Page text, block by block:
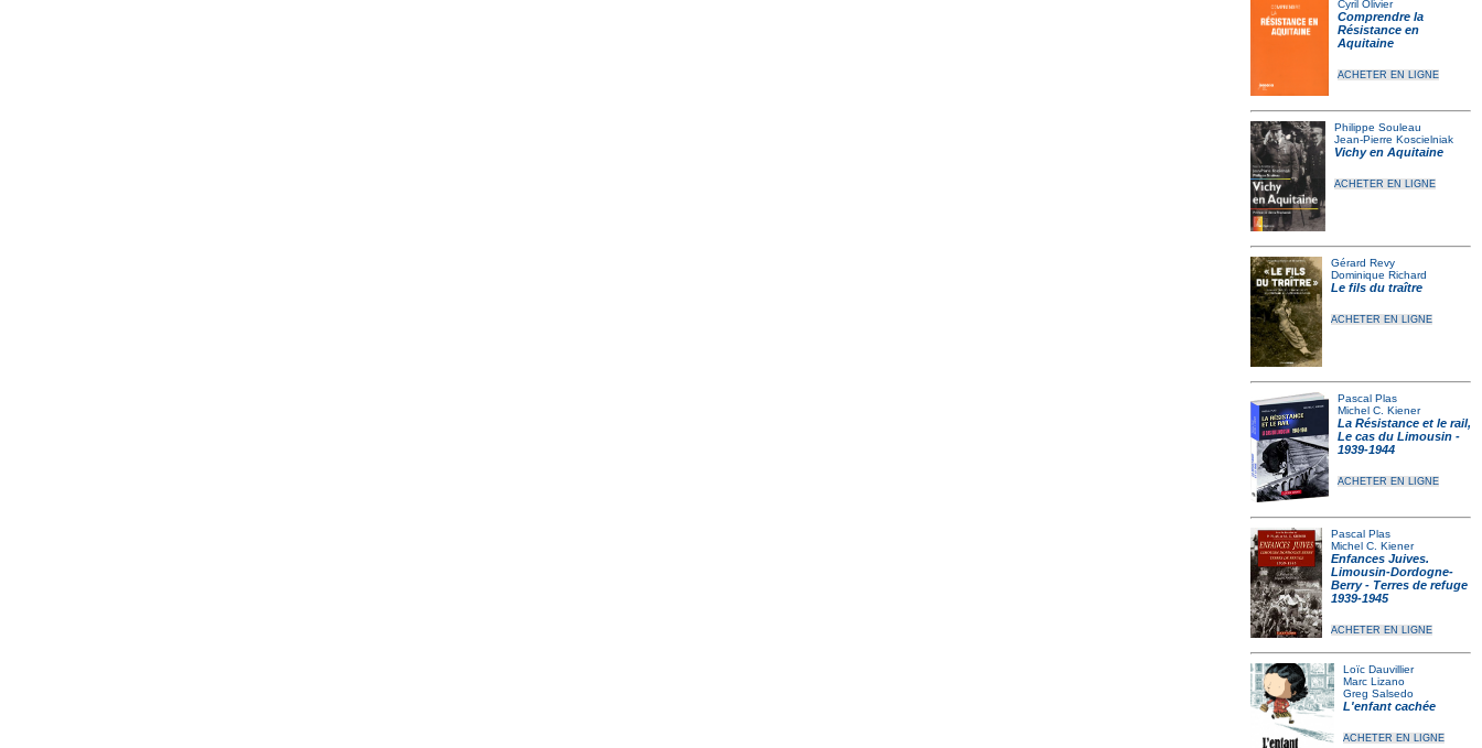
Cyril Olivier
Comprendre la
Résistance en
Aquitaine
ACHETER EN LIGNE
Philippe Souleau
Jean-Pierre Koscielniak
Vichy en Aquitaine
ACHETER EN LIGNE
Gérard Revy
Dominique Richard
Le fils du traître
ACHETER EN LIGNE
Pascal Plas
Michel C. Kiener
La Résistance et le rail,
Le cas du Limousin -
1939-1944
ACHETER EN LIGNE
Pascal Plas
Michel C. Kiener
Enfances Juives.
Limousin-Dordogne-
Berry - Terres de refuge
1939-1945
ACHETER EN LIGNE
Loïc Dauvillier
Marc Lizano
Greg Salsedo
L'enfant cachée
ACHETER EN LIGNE